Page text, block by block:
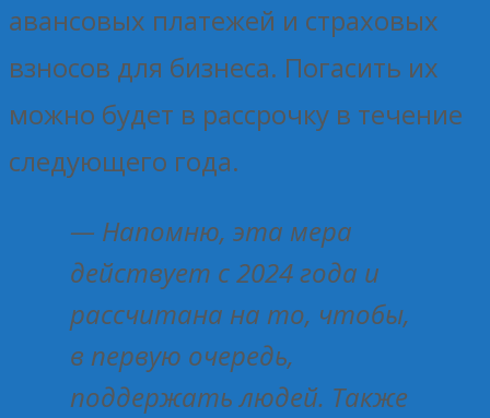
авансовых платежей и страховых
взносов для бизнеса. Погасить их
можно будет в рассрочку в течение
следующего года.
— Напомню, эта мера
действует с 2024 года и
рассчитана на то, чтобы,
в первую очередь,
поддержать людей. Также